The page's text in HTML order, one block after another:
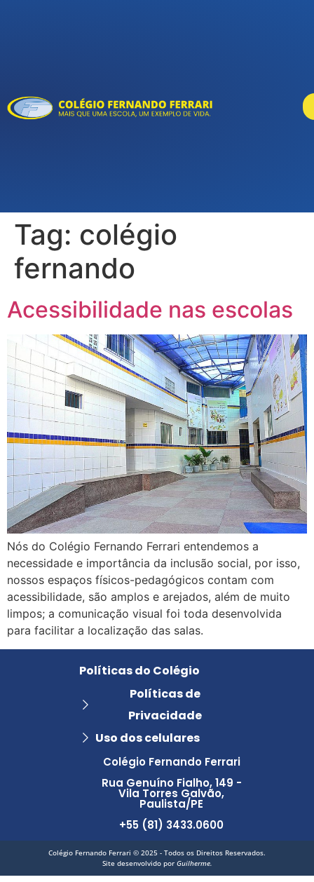
Tag: colégio
fernando
Acessibilidade nas escolas
Nós do Colégio Fernando Ferrari entendemos a
necessidade e importância da inclusão social, por isso,
nossos espaços físicos-pedagógicos contam com
acessibilidade, são amplos e arejados, além de muito
limpos; a comunicação visual foi toda desenvolvida
para facilitar a localização das salas.
Colégio Fernando Ferrari
Rua Genuíno Fialho, 149 -
Vila Torres Galvão,
Paulista/PE
+55 (81) 3433.0600
Políticas do Colégio
Políticas de
Privacidade
Uso dos celulares
Colégio Fernando Ferrari © 2025 - Todos os Direitos Reservados.
Site desenvolvido por Guilherme.